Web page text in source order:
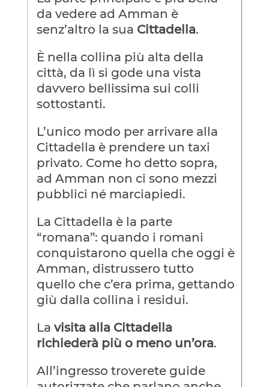
da vedere ad Amman è
senz’altro la sua Cittadella.
È nella collina più alta della
città, da lì si gode una vista
davvero bellissima sui colli
sottostanti.
L’unico modo per arrivare alla
Cittadella è prendere un taxi
privato. Come ho detto sopra,
ad Amman non ci sono mezzi
pubblici né marciapiedi.
La Cittadella è la parte
“romana”: quando i romani
conquistarono quella che oggi è
Amman, distrussero tutto
quello che c’era prima, gettando
giù dalla collina i residui.
La visita alla Cittadella
richiederà più o meno un’ora.
All’ingresso troverete guide